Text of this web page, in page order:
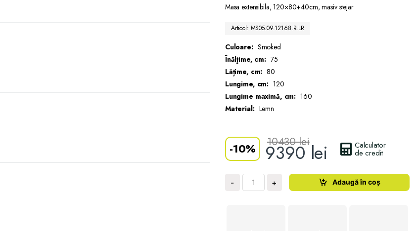
Masa extensibila, 120×80+40cm, masiv stejar
Articol: MS05.09.12168.R.LR
Culoare: Smoked
Înălţime, cm: 75
Lățime, cm: 80
Lungime, cm: 120
Lungime maximă, cm: 160
Material: Lemn
-10% 9390lei
10430lei Calculator
de credit
-
Cantitate
Masă
+ Adaugă în coș